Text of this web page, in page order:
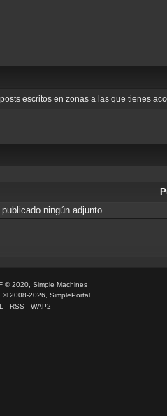
escritos en zonas a las que tienes
ningún adjunto.
© 2020, Simple Machines
© 2008-2026, SimplePortal
RSS WAP2